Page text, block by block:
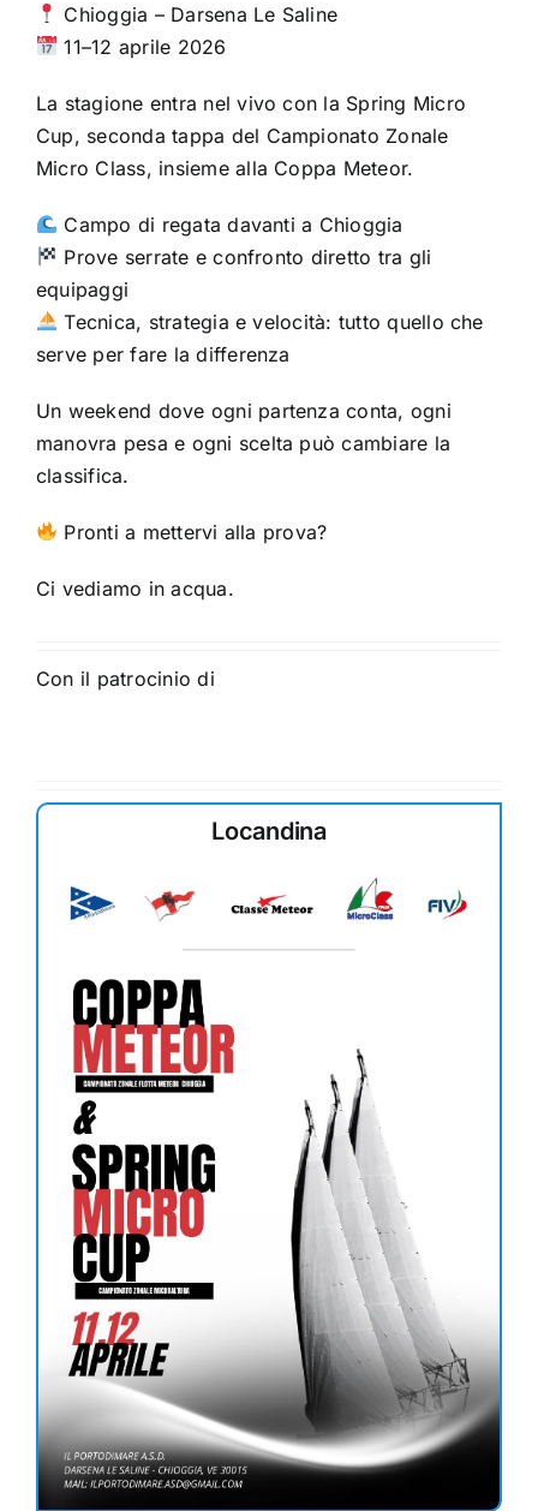
Chioggia – Darsena Le Saline
11–12 aprile 2026
La stagione entra nel vivo con la Spring Micro
Cup, seconda tappa del Campionato Zonale
Micro Class, insieme alla Coppa Meteor.
Campo di regata davanti a Chioggia
Prove serrate e confronto diretto tra gli
equipaggi
Tecnica, strategia e velocità: tutto quello che
serve per fare la differenza
Un weekend dove ogni partenza conta, ogni
manovra pesa e ogni scelta può cambiare la
classifica.
Pronti a mettervi alla prova?
Ci vediamo in acqua.
Con il patrocinio di
Locandina